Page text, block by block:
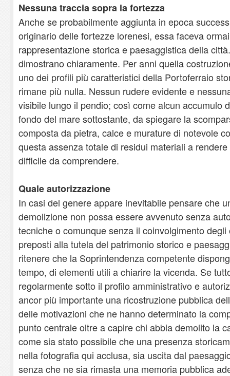
Nessuna traccia sopra la fortezza
Anche se probabilmente aggiunta in epoca
originario delle fortezze lorenesi, essa faceva
rappresentazione storica e paesaggistica della
dimostrano chiaramente. Per anni quella
uno dei profili più caratteristici della Portoferraio
rimane più nulla. Nessun rudere evidente e
visibile lungo il pendio; così come alcun accumulo
fondo del mare sottostante, da spiegare la
composta da pietra, calce e murature di notevole
questa assenza totale di residui materiali a
difficile da comprendere.
Quale autorizzazione
In casi del genere appare inevitabile pensare che
demolizione non possa essere avvenuto senza
tecniche o comunque senza il coinvolgimento
preposti alla tutela del patrimonio storico e
ritenere che la Soprintendenza competente
tempo, di elementi utili a chiarire la vicenda. Se
regolarmente sotto il profilo amministrativo e
ancor più importante una ricostruzione pubblica
delle motivazioni che ne hanno determinato la
punto centrale oltre a capire chi abbia demolito la
come sia stato possibile che una presenza
nella fotografia qui acclusa, sia uscita dal
senza che ne sia rimasta una memoria pubblica